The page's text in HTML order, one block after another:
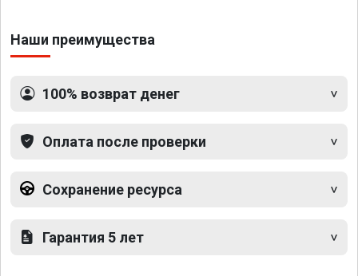
Наши преимущества
100% возврат денег
Оплата после проверки
Сохранение ресурса
Гарантия 5 лет